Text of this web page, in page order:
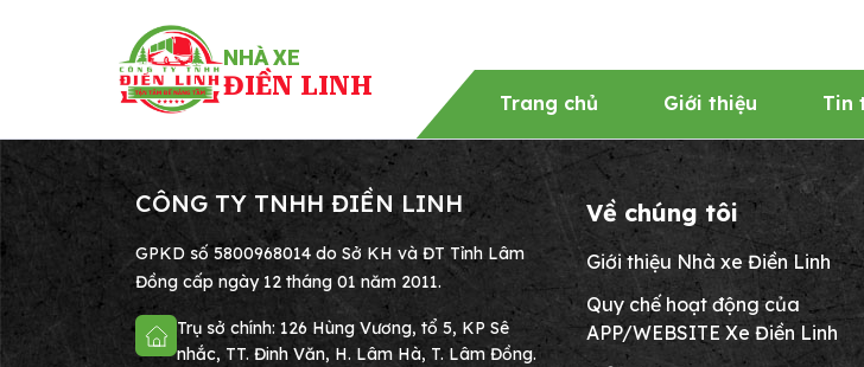
NHÀ XE
ĐIỀN LINH
Trang chủ Giới thiệu Tin
CÔNG TY TNHH ĐIỀN LINH
GPKD số 5800968014 do Sở KH và ĐT Tỉnh Lâm
Đồng cấp ngày 12 tháng 01 năm 2011.
Trụ sở chính: 126 Hùng Vương, tổ 5, KP Sê
nhắc, TT. Đinh Văn, H. Lâm Hà, T. Lâm Đồng.
Về chúng tôi
Giới thiệu Nhà xe Điền Linh
Quy chế hoạt động của
APP/WEBSITE Xe Điền Linh